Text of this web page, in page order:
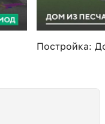
Постройка: